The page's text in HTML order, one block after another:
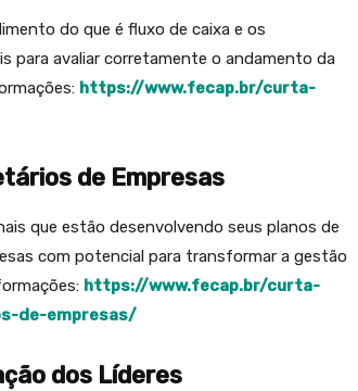
do que é fluxo de caixa e os
para avaliar corretamente o andamento da
https://www.fecap.br/curta-
de Empresas
que estão desenvolvendo seus planos de
com potencial para transformar a gestão
https://www.fecap.br/curta-
de-empresas/
dos Líderes